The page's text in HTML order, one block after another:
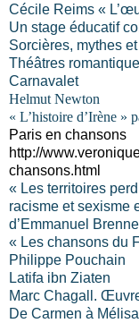
Cécile Reims «
Un stage éducatif
Sorcières, mythes
Théâtres
Carnavalet
Helmut Newton
« L’histoire d’Irène »
Paris en chansons
http://
chansons.html
« Les territoires
racisme et sexisme
d’Emmanuel
« Les chansons du
Philippe Pouchain
Latifa ibn Ziaten
Marc Chagall.
De Carmen à